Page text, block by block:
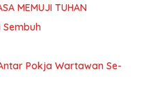
MEMUJI TUHAN
Sembuh
Pokja Wartawan Se-